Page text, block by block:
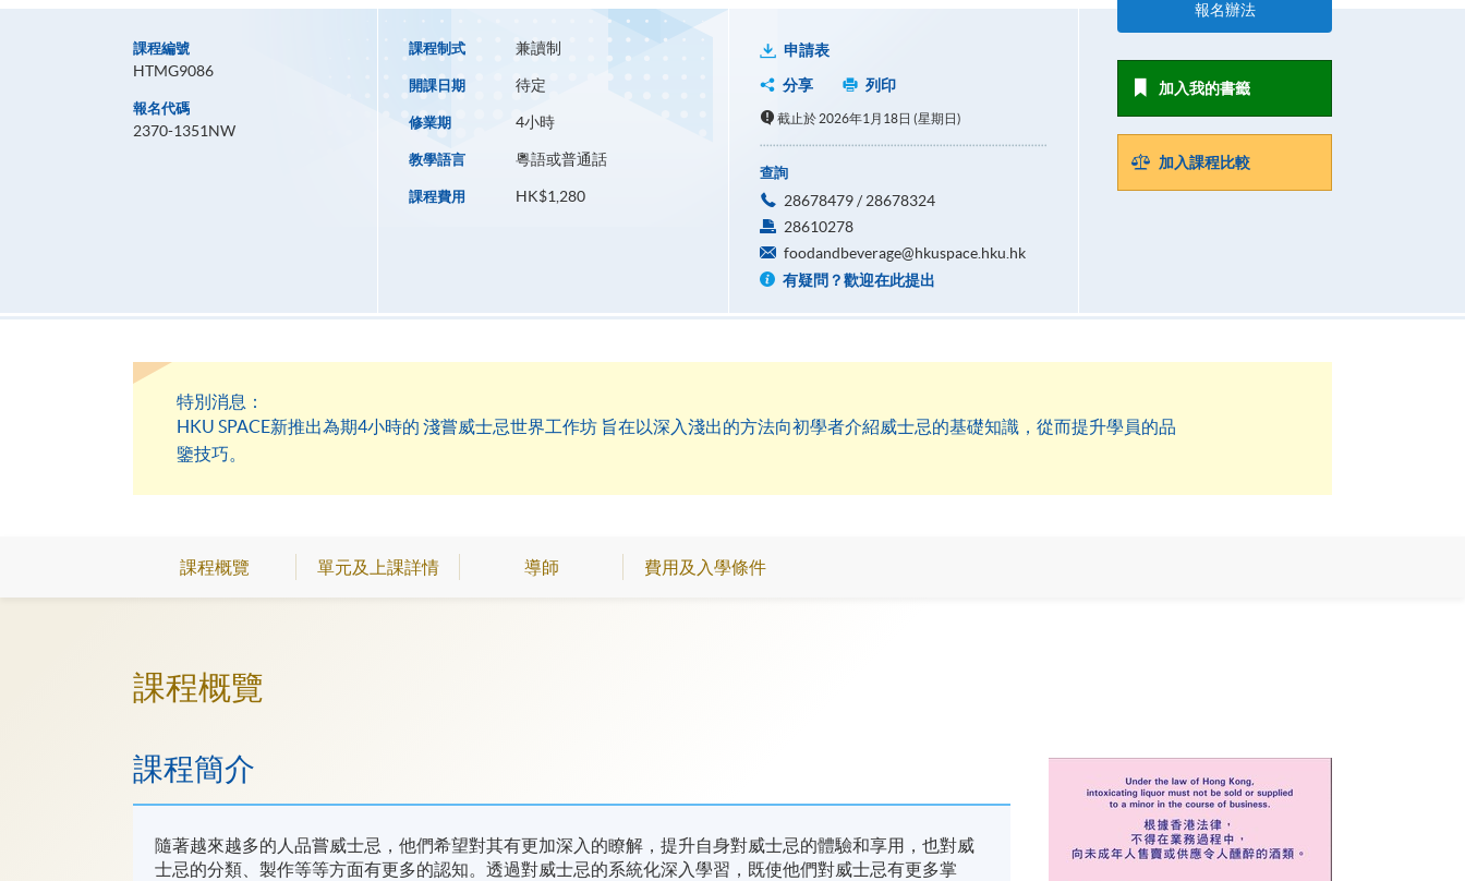
課程編號
HTMG9086
報名代碼
2370-1351NW
課程制式 兼讀制
開課日期 待定
修業期 4小時
教學語言 粵語或普通話
課程費用 HK$1,280
申請表
分享
列印
截止於 2026年1月18日 (星期日)
查詢
28678479 / 28678324
28610278
foodandbeverage@hkuspace.hku.hk
有疑問？歡迎在此提出
報名辦法
加入我的書籤
加入課程比較
特別消息：
HKU SPACE新推出為期4小時的 淺嘗威士忌世界工作坊 旨在以深入淺出的方法向初學者介紹威士忌的基礎知識，從而提升學員的品
鑒技巧。
課程概覽 單元及上課詳情 導師 費用及入學條件
課程概覽
課程簡介
隨著越來越多的人品嘗威士忌，他們希望對其有更加深入的瞭解，提升自身對威士忌的體驗和享用，也對威
士忌的分類、製作等等方面有更多的認知。透過對威士忌的系統化深入學習，既使他們對威士忌有更多掌